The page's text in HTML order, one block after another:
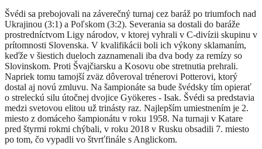
Švédi sa prebojovali na záverečný turnaj cez baráž po triumfoch nad
Ukrajinou (3:1) a Poľskom (3:2). Severania sa dostali do baráže
prostredníctvom Ligy národov, v ktorej vyhrali v C-divízii skupinu v
prítomnosti Slovenska. V kvalifikácii boli ich výkony sklamaním,
keďže v šiestich dueloch zaznamenali iba dva body za remízy so
Slovinskom. Proti Švajčiarsku a Kosovu obe stretnutia prehrali.
Napriek tomu tamojší zväz dôveroval trénerovi Potterovi, ktorý
dostal aj novú zmluvu. Na šampionáte sa bude švédsky tím opierať
o streleckú silu útočnej dvojice Gyökeres - Isak. Švédi sa predstavia
medzi svetovou elitou už trinásty raz. Najlepším umiestnením je 2.
miesto z domáceho šampionátu v roku 1958. Na turnaji v Katare
pred štyrmi rokmi chýbali, v roku 2018 v Rusku obsadili 7. miesto
po tom, čo vypadli vo štvrťfinále s Anglickom.